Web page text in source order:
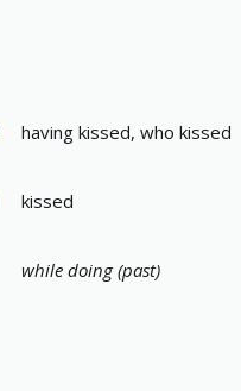
having kissed, who kissed
kissed
while doing (past)